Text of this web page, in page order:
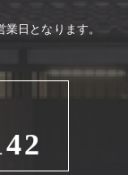
⽇となります。